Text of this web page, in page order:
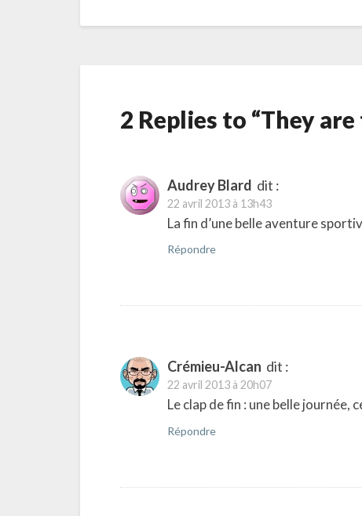
2 Replies to “They
Audrey Blard dit :
22 avril 2013 à 13h43
La fin d’une belle aventure
Répondre
Crémieu-Alcan dit :
22 avril 2013 à 20h07
Le clap de fin : une belle journée,
Répondre